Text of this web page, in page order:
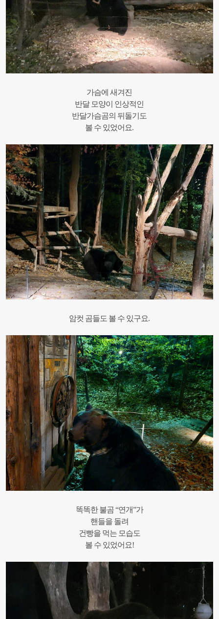
가슴에 새겨진
반달 모양이 인상적인
반달가슴곰의 뒤돌기도
볼 수 있었어요.
암컷 곰들도 볼 수 있구요.
똑똑한 불곰 “연개”가
핸들을 돌려
건빵을 먹는 모습도
볼 수 있었어요!